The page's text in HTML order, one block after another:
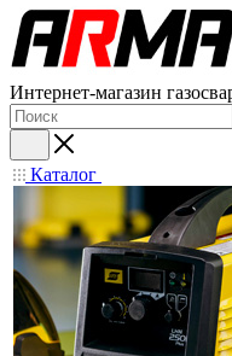
Интернет-магазин
Каталог